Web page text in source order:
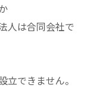
人は合同会社で
できません。